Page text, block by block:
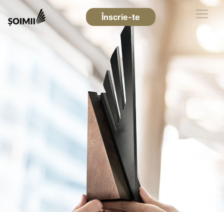
Înscrie-te